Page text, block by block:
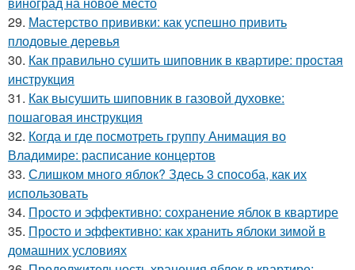
29. Мастерство прививки: как успешно привить
плодовые деревья
30. Как правильно сушить шиповник в квартире: простая
инструкция
31. Как высушить шиповник в газовой духовке:
пошаговая инструкция
32. Когда и где посмотреть группу Анимация во
Владимире: расписание концертов
33. Слишком много яблок? Здесь 3 способа, как их
использовать
34. Просто и эффективно: сохранение яблок в квартире
35. Просто и эффективно: как хранить яблоки зимой в
домашних условиях